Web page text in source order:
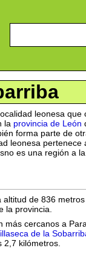
leonesa que
la provincia de León
forma parte de
leonesa
es una región a
de 836
la provincia.
cercanos a
de la
2,7 kilómetros.